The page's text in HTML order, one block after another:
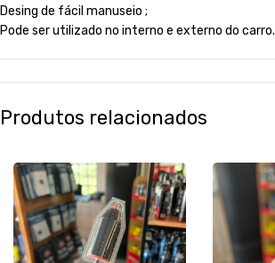
Desing de fácil manuseio ;
Pode ser utilizado no interno e externo do carro.
Produtos relacionados